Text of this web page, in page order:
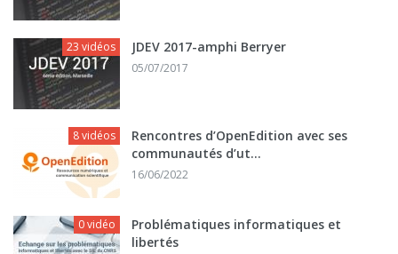
23 vidéos JDEV 2017-amphi Berryer
05/07/2017
8 vidéos
Rencontres d’OpenEdition avec ses
communautés d’ut...
16/06/2022
0 vidéo
Problématiques informatiques et
libertés